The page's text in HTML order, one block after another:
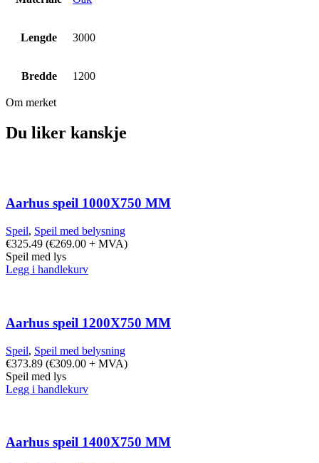
Lengde 3000
Bredde 1200
Om merket
Du liker kanskje
Aarhus speil 1000X750 MM
Speil, Speil med belysning
€325.49 (€269.00 + MVA)
Speil med lys
Legg i handlekurv
Aarhus speil 1200X750 MM
Speil, Speil med belysning
€373.89 (€309.00 + MVA)
Speil med lys
Legg i handlekurv
Aarhus speil 1400X750 MM